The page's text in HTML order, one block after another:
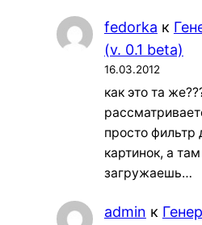
fedorka к
(v. 0.1 beta)
16.03.2012
как это та
просто фильтр
картинок, а
загружаешь…
admin к